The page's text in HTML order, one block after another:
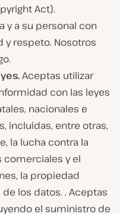
Act).
y a su personal con
y respeto. Nosotros
Aceptas utilizar
con las leyes
nacionales e
incluidas, entre otras,
la lucha contra la
comerciales y el
la propiedad
los datos. . Aceptas
el suministro de